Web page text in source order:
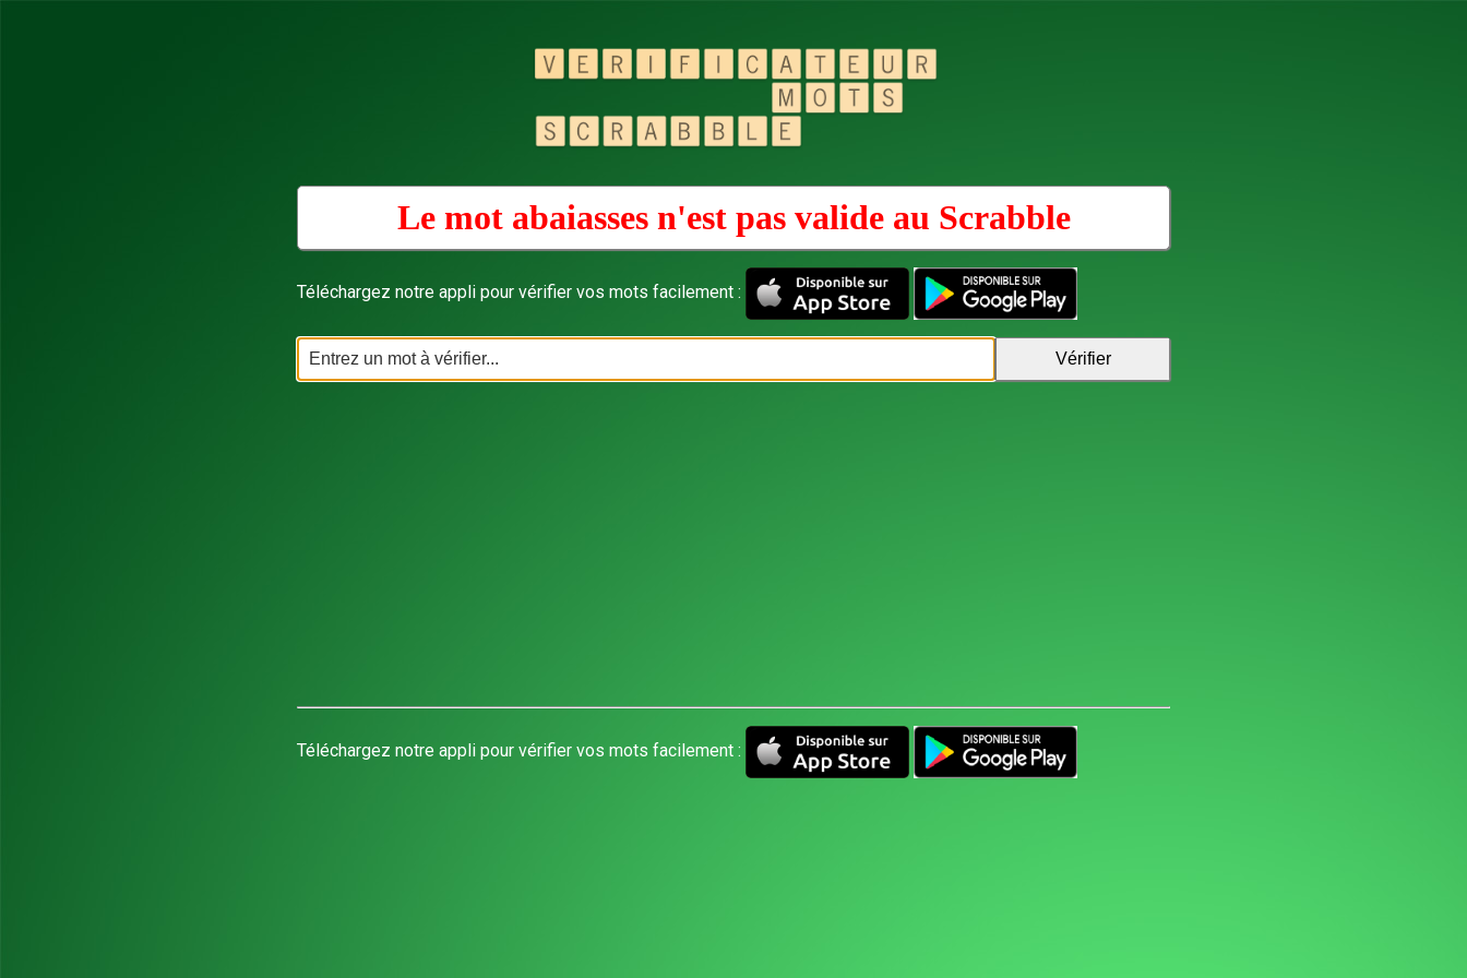
Le mot abaiasses n'est pas valide au Scrabble
Téléchargez notre appli pour vérifier vos mots facilement :
Téléchargez notre appli pour vérifier vos mots facilement :